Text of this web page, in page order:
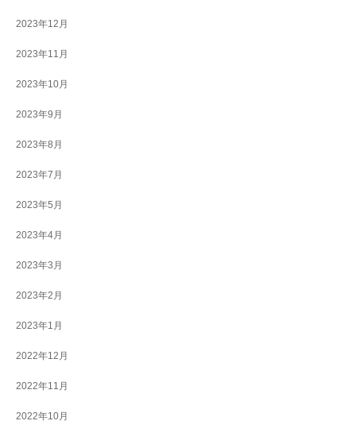
2023年12月
2023年11月
2023年10月
2023年9月
2023年8月
2023年7月
2023年5月
2023年4月
2023年3月
2023年2月
2023年1月
2022年12月
2022年11月
2022年10月